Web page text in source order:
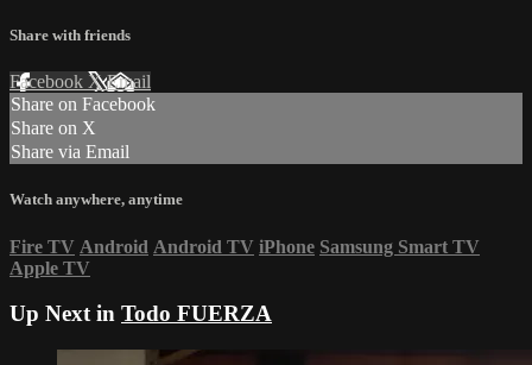
Share with friends
Facebook XEmail
Share on Facebook
Share on X
Share via Email
Watch anywhere, anytime
Fire TV Android Android TV iPhone Samsung Smart TV
Apple TV
Up Next in Todo FUERZA